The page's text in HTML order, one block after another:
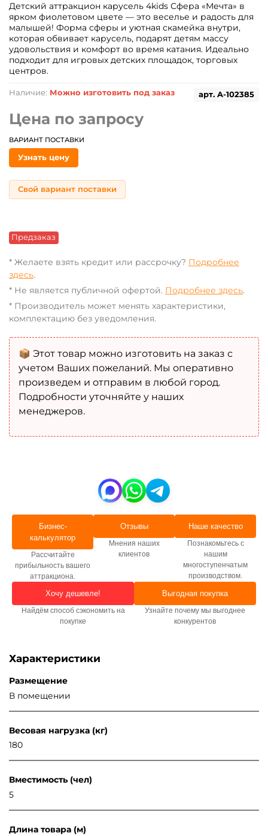
арт. A-102385
Наличие: Можно изготовить под заказ
Предзаказ
Цена по запросу
ВАРИАНТ ПОСТАВКИ
Узнать цену
Свой вариант поставки
Детский аттракцион карусель 4kids Сфера «Мечта» в
ярком фиолетовом цвете — это веселье и радость для
малышей! Форма сферы и уютная скамейка внутри,
которая обвивает карусель, подарят детям массу
удовольствия и комфорт во время катания. Идеально
подходит для игровых детских площадок, торговых
центров.
* Желаете взять кредит или рассрочку? Подробнее
здесь.
* Не является публичной офертой. Подробнее здесь.
* Производитель может менять характеристики,
комплектацию без уведомления.
📦 Этот товар можно изготовить на заказ с
учетом Ваших пожеланий. Мы оперативно
произведем и отправим в любой город.
Подробности уточняйте у наших
менеджеров.
Бизнес-
калькулятор
Рассчитайте
прибыльность вашего
аттракциона.
Отзывы
Мнения наших
клиентов
Наше качество
Познакомьтесь с
нашим
многоступенчатым
производством.
Хочу дешевле!
Найдём способ сэкономить на
покупке
Выгодная покупка
Узнайте почему мы выгоднее
конкурентов
Характеристики
Размещение
В помещении
Весовая нагрузка (кг)
180
Вместимость (чел)
5
Длина товара (м)